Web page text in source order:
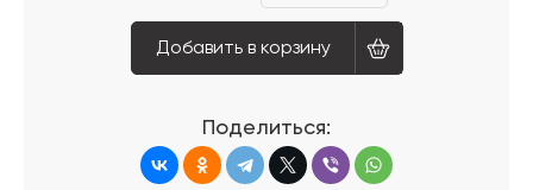
Добавить в корзину
Поделиться: